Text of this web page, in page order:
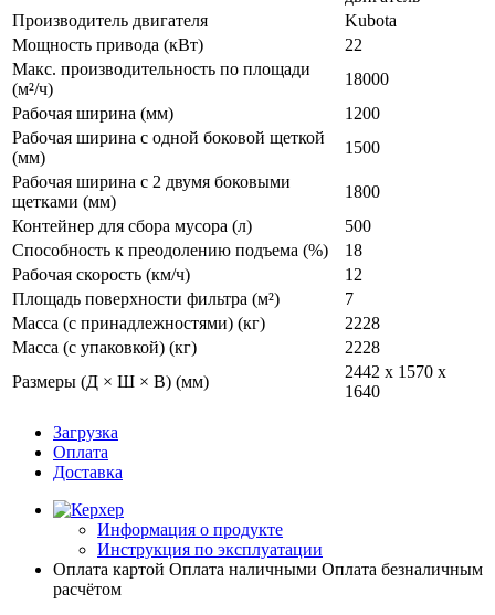
Производитель двигателя
Kubota
Мощность привода (кВт)
22
Макс. производительность по площади
(м²/ч)
18000
Рабочая ширина (мм)
1200
Рабочая ширина с одной боковой щеткой
(мм)
1500
Рабочая ширина с 2 двумя боковыми
щетками (мм)
1800
Контейнер для сбора мусора (л)
500
Способность к преодолению подъема (%)
18
Рабочая скорость (км/ч)
12
Площадь поверхности фильтра (м²)
7
Масса (с принадлежностями) (кг)
2228
Масса (с упаковкой) (кг)
2228
Размеры (Д × Ш × В) (мм)
2442 x 1570 x
1640
Загрузка
Оплата
Доставка
Информация о продукте
Инструкция по эксплуатации
Оплата картой Оплата наличными Оплата безналичным
расчётом